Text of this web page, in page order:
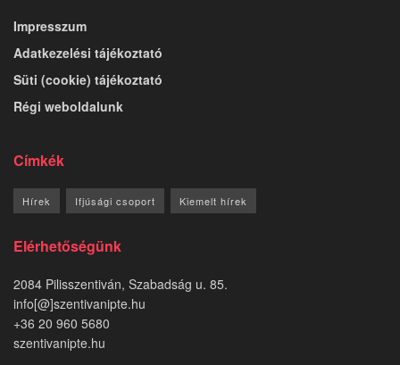
Impresszum
Adatkezelési tájékoztató
Süti (cookie) tájékoztató
Régi weboldalunk
Címkék
Hírek Ifjúsági csoport Kiemelt hírek
Elérhetőségünk
2084 Pilisszentiván, Szabadság u. 85.
info[@]szentivanipte.hu
+36 20 960 5680
szentivanipte.hu